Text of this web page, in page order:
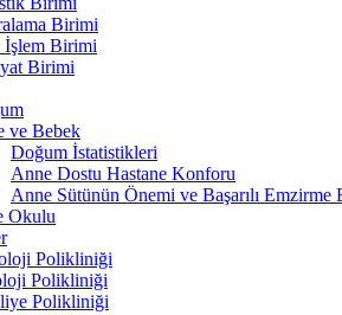
Birimi
Birimi
Birimi
ve Bebek
Doğum İstatistikleri
Anne Dostu Hastane Konforu
Anne Sütünün Önemi ve Başarılı Emzirme
Okulu
Polikliniği
Polikliniği
Polikliniği